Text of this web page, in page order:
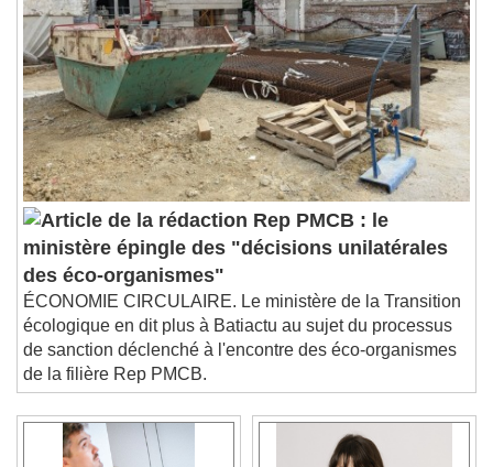
Rep PMCB : le
ministère épingle des "décisions unilatérales
des éco-organismes"
ÉCONOMIE CIRCULAIRE. Le ministère de la Transition
écologique en dit plus à Batiactu au sujet du processus
de sanction déclenché à l'encontre des éco-organismes
de la filière Rep PMCB.